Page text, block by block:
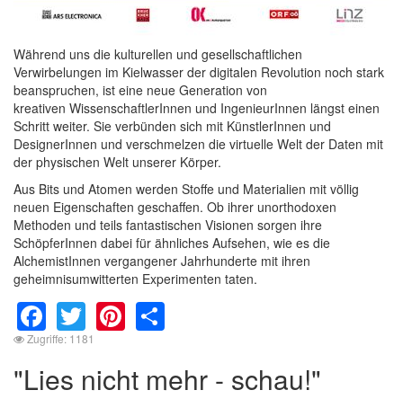
Während uns die kulturellen und gesellschaftlichen
Verwirbelungen im Kielwasser der digitalen Revolution noch stark
beanspruchen, ist eine neue Generation von
kreativen WissenschaftlerInnen und IngenieurInnen längst einen
Schritt weiter. Sie verbünden sich mit KünstlerInnen und
DesignerInnen und verschmelzen die virtuelle Welt der Daten mit
der physischen Welt unserer Körper.
Aus Bits und Atomen werden Stoffe und Materialien mit völlig
neuen Eigenschaften geschaffen. Ob ihrer unorthodoxen
Methoden und teils fantastischen Visionen sorgen ihre
SchöpferInnen dabei für ähnliches Aufsehen, wie es die
AlchemistInnen vergangener Jahrhunderte mit ihren
geheimnisumwitterten Experimenten taten.
Facebook
TwitterPinterest
Zugriffe: 1181
"Lies nicht mehr - schau!"